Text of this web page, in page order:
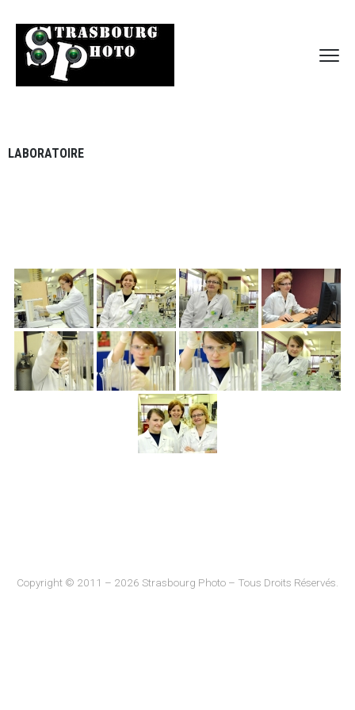
LABORATOIRE
Copyright © 2011 – 2026 Strasbourg Photo – Tous Droits Réservés.